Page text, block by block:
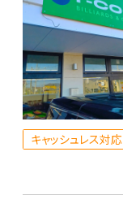
キャッシュレス対応